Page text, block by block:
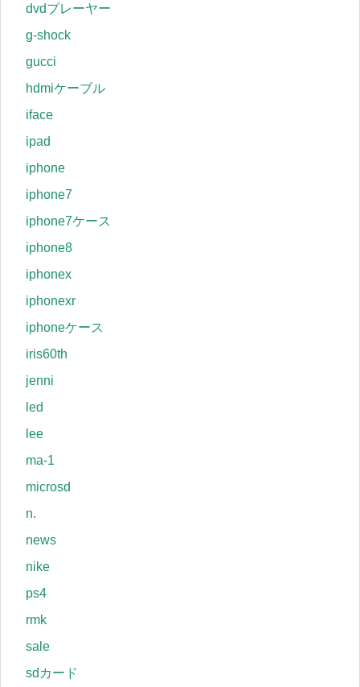
dvdプレーヤー
g-shock
gucci
hdmiケーブル
iface
ipad
iphone
iphone7
iphone7ケース
iphone8
iphonex
iphonexr
iphoneケース
iris60th
jenni
led
lee
ma-1
microsd
n.
news
nike
ps4
rmk
sale
sdカード